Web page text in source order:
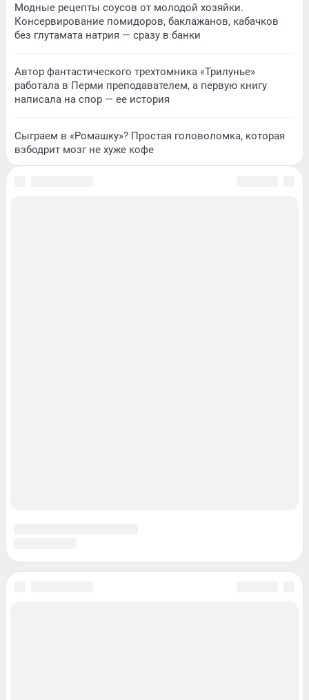
Модные рецепты соусов от молодой хозяйки.
Консервирование помидоров, баклажанов, кабачков
без глутамата натрия — сразу в банки
Автор фантастического трехтомника «Трилунье»
работала в Перми преподавателем, а первую книгу
написала на спор — ее история
Сыграем в «Ромашку»? Простая головоломка, которая
взбодрит мозг не хуже кофе